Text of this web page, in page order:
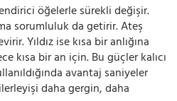
öğelerle sürekli değişir.
sorumluluk da getirir. Ateş
Yıldız ise kısa bir anlığına
kısa bir an için. Bu güçler kalıcı
avantaj saniyeler
daha gergin, daha